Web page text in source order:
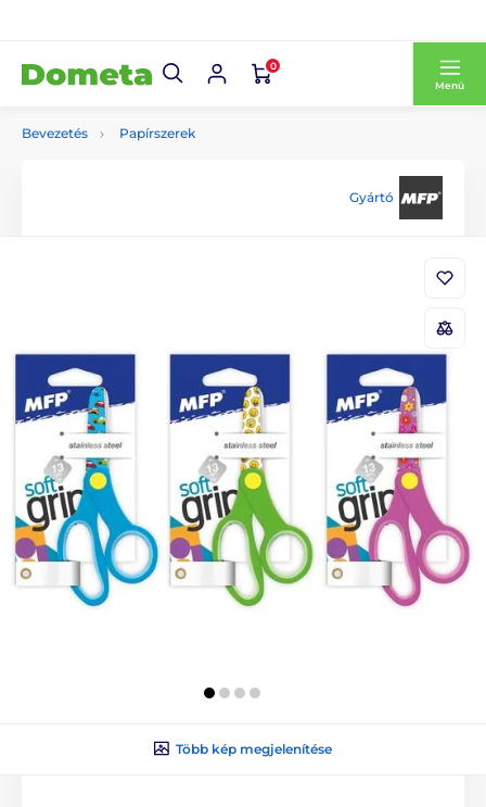
0
Menü
Bevezetés Papírszerek
Gyártó
Több kép megjelenítése